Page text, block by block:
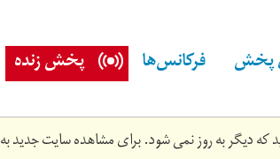
پخش فرکانس‌ها پخش زنده
که دیگر به روز نمی شود. برای مشاهده سایت جدید به